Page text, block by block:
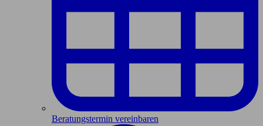
Beratungstermin vereinbaren